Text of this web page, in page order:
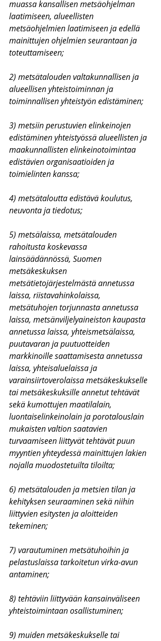
muassa kansallisen metsäohjelman
laatimiseen, alueellisten
metsäohjelmien laatimiseen ja edellä
mainittujen ohjelmien seurantaan ja
toteuttamiseen;
2) metsätalouden valtakunnallisen ja
alueellisen yhteistoiminnan ja
toiminnallisen yhteistyön edistäminen;
3) metsiin perustuvien elinkeinojen
edistäminen yhteistyössä alueellisten ja
maakunnallisten elinkeinotoimintaa
edistävien organisaatioiden ja
toimielinten kanssa;
4) metsätaloutta edistävä koulutus,
neuvonta ja tiedotus;
5) metsälaissa, metsätalouden
rahoitusta koskevassa
lainsäädännössä, Suomen
metsäkeskuksen
metsätietojärjestelmästä annetussa
laissa, riistavahinkolaissa,
metsätuhojen torjunnasta annetussa
laissa, metsänviljelyaineiston kaupasta
annetussa laissa, yhteismetsälaissa,
puutavaran ja puutuotteiden
markkinoille saattamisesta annetussa
laissa, yhteisaluelaissa ja
varainsiirtoverolaissa metsäkeskukselle
tai metsäkeskuksille annetut tehtävät
sekä kumottujen maatilalain,
luontaiselinkeinolain ja porotalouslain
mukaisten valtion saatavien
turvaamiseen liittyvät tehtävät puun
myyntien yhteydessä mainittujen lakien
nojalla muodostetuilta tiloilta;
6) metsätalouden ja metsien tilan ja
kehityksen seuraaminen sekä niihin
liittyvien esitysten ja aloitteiden
tekeminen;
7) varautuminen metsätuhoihin ja
pelastuslaissa tarkoitetun virka-avun
antaminen;
8) tehtäviin liittyvään kansainväliseen
yhteistoimintaan osallistuminen;
9) muiden metsäkeskukselle tai